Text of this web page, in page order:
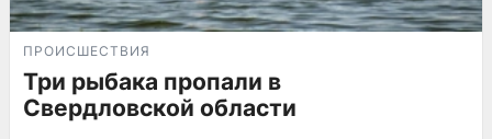
ПРОИСШЕСТВИЯ
Три рыбака пропали в
Свердловской области